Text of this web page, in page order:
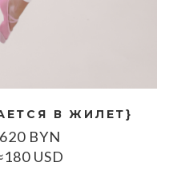
В ЖИЛЕТ}
620BYN
USD